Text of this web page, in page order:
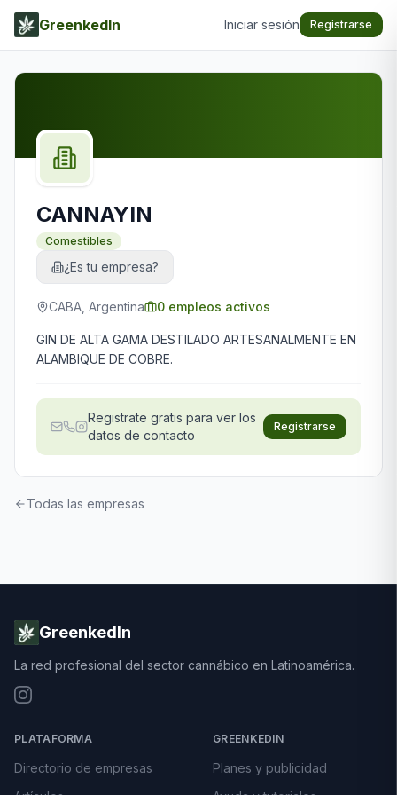
GreenkedIn Iniciar sesión Registrarse
CANNAYIN
Comestibles
¿Es tu empresa?
CABA, Argentina 0 empleos activos
GIN DE ALTA GAMA DESTILADO ARTESANALMENTE EN
ALAMBIQUE DE COBRE.
Registrate gratis para ver los
datos de contacto
Registrarse
Todas las empresas
GreenkedIn
La red profesional del sector cannábico en Latinoamérica.
PLATAFORMA
Directorio de empresas
GREENKEDIN
Planes y publicidad